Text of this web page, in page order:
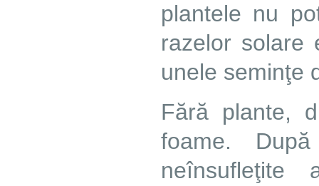
plantele nu
razelor
unele seminţe
Fără plante,
foame.
neînsufleţite